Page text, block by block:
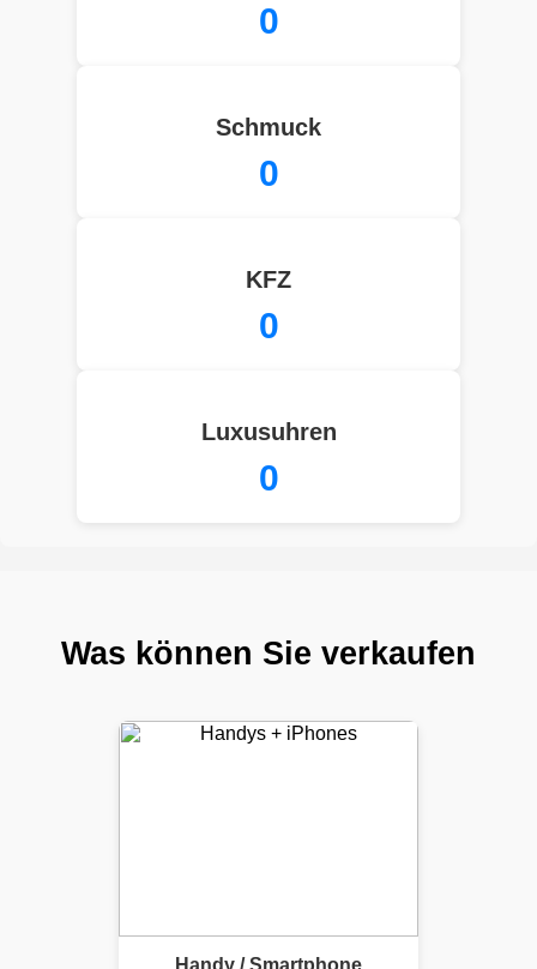
0
Schmuck
0
KFZ
0
Luxusuhren
0
Was können Sie verkaufen
Handy / Smartphone